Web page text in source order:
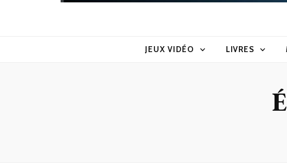
Raoul le
JEUX VIDÉO LIVRES